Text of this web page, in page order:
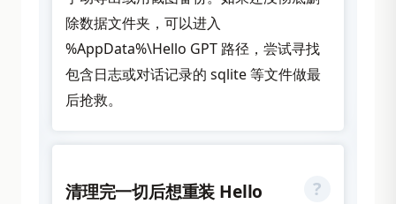
除数据文件夹，可以进入
%AppData%\Hello GPT 路径，尝试寻找
包含日志或对话记录的 sqlite 等文件做最
后抢救。
清理完一切后想重装 Hello